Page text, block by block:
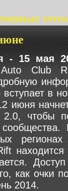
- 15 мая
Club
в
июня
2.0, чтобы
как очки
2014.